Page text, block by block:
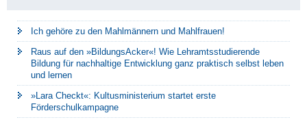
Ich gehöre zu den Mahlmännern und Mahlfrauen!
Raus auf den »BildungsAcker«! Wie Lehramtsstudierende
Bildung für nachhaltige Entwicklung ganz praktisch selbst leben
und lernen
»Lara Checkt«: Kultusministerium startet erste
Förderschulkampagne